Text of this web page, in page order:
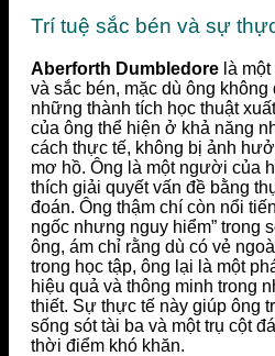
Trí tuệ sắc bén và sự
Aberforth Dumbledore là
và sắc bén, mặc dù ông
những thành tích học thuật
của ông thể hiện ở khả năng
cách thực tế, không bị ảnh
mơ hồ. Ông là một người của
thích giải quyết vấn đề bằng
đoán. Ông thậm chí còn nổi
ngốc nhưng nguy hiểm” trong
ông, ám chỉ rằng dù có vẻ
trong học tập, ông lại là một
hiệu quả và thông minh trong
thiết. Sự thực tế này giúp ông
sống sót tài ba và một trụ cột
thời điểm khó khăn.